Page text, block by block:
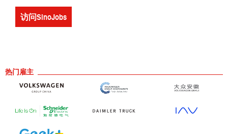
访问SinoJobs
热门雇主